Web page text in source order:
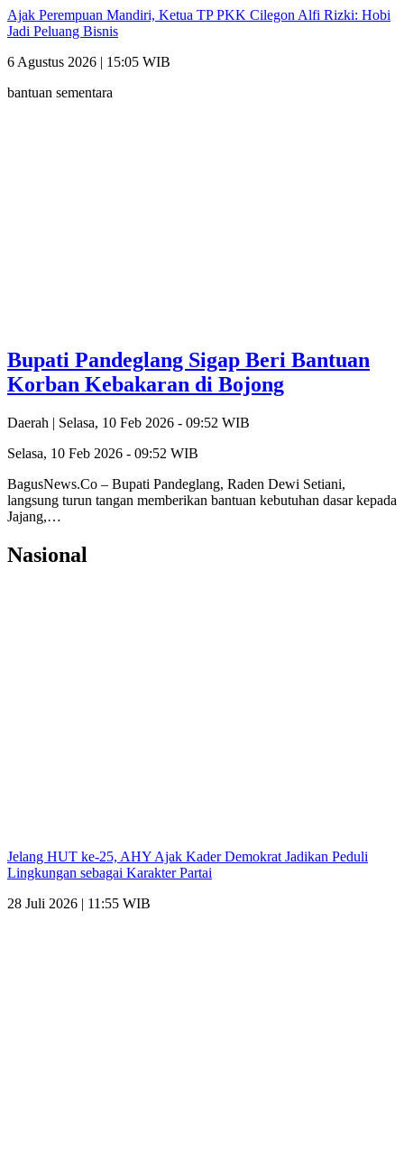
Ajak Perempuan Mandiri, Ketua TP PKK Cilegon Alfi Rizki: Hobi
Jadi Peluang Bisnis
6 Agustus 2026 | 15:05 WIB
bantuan sementara
Bupati Pandeglang Sigap Beri Bantuan
Korban Kebakaran di Bojong
Daerah | Selasa, 10 Feb 2026 - 09:52 WIB
Selasa, 10 Feb 2026 - 09:52 WIB
BagusNews.Co – Bupati Pandeglang, Raden Dewi Setiani,
langsung turun tangan memberikan bantuan kebutuhan dasar kepada
Jajang,…
Nasional
Jelang HUT ke-25, AHY Ajak Kader Demokrat Jadikan Peduli
Lingkungan sebagai Karakter Partai
28 Juli 2026 | 11:55 WIB